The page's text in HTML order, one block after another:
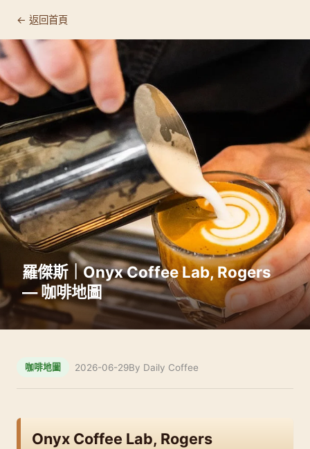
← 返回首頁
羅傑斯｜Onyx Coffee Lab, Rogers
— 咖啡地圖
咖啡地圖 2026-06-29By Daily Coffee
Onyx Coffee Lab, Rogers